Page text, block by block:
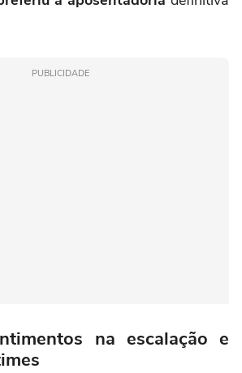
PUBLICIDADE
na escalação e